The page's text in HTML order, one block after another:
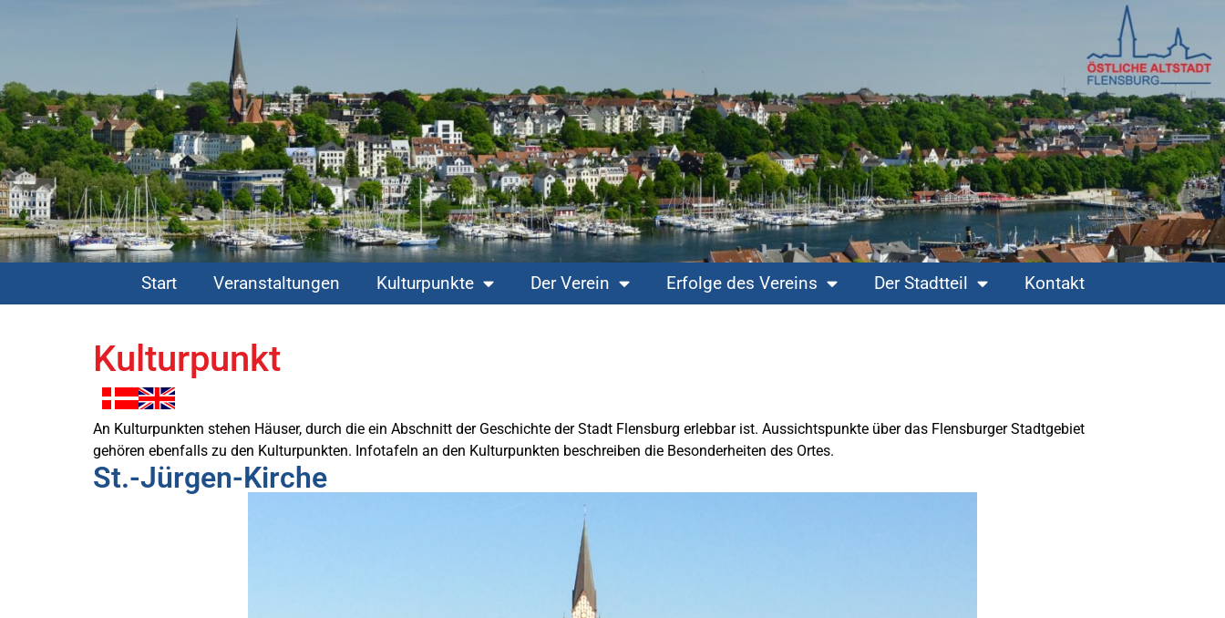
Start Veranstaltungen Kulturpunkte Der Verein Erfolge des Vereins Der Stadtteil Kontakt
Kulturpunkt
An Kulturpunkten stehen Häuser, durch die ein Abschnitt der Geschichte der Stadt Flensburg erlebbar ist. Aussichtspunkte über das Flensburger Stadtgebiet
gehören ebenfalls zu den Kulturpunkten. Infotafeln an den Kulturpunkten beschreiben die Besonderheiten des Ortes.
St.-Jürgen-Kirche